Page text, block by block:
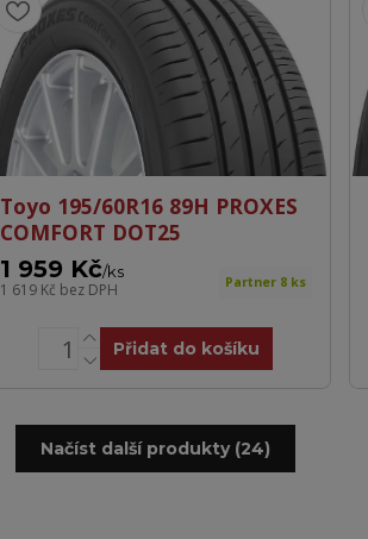
Toyo 195/60R16 89H PROXES
COMFORT DOT25
1 959 Kč/ks
1 619 Kč bez DPH Partner 8 ks
Přidat do košíku
Načíst další produkty (24)